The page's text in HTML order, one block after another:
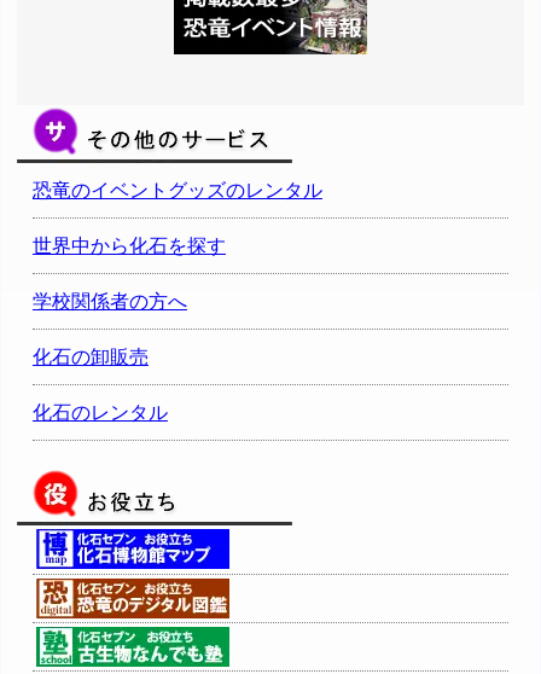
恐竜のイベントグッズのレンタル
世界中から化石を探す
学校関係者の方へ
化石の卸販売
化石のレンタル